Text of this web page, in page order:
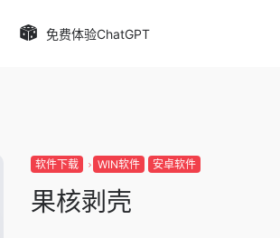
免费体验ChatGPT
软件下载 WIN软件 安卓软件
果核剥壳